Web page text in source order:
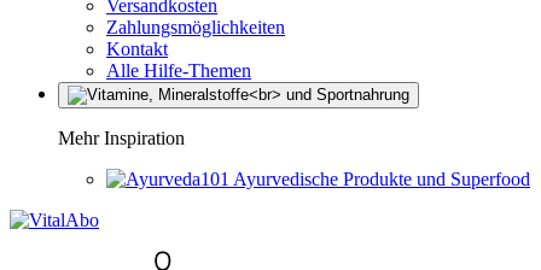
Versandkosten
Zahlungsmöglichkeiten
Kontakt
Alle Hilfe-Themen
Mehr Inspiration
Ayurvedische Produkte und Superfood